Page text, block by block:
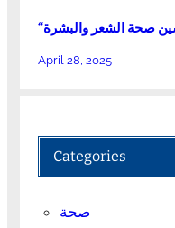
April 28, 2025
Categories
صحة